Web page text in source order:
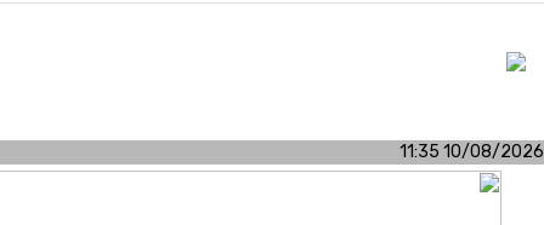
10/08/2026